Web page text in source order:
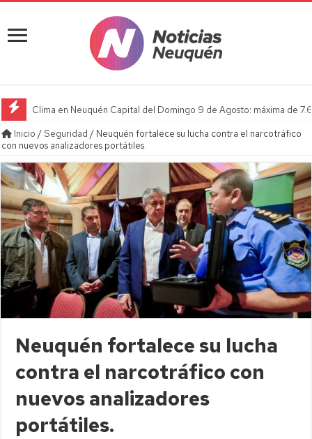
Clima en Neuquén Capital del Domingo 9 de Agosto: máxima de
Inicio / Seguridad / Neuquén fortalece su lucha contra el narcotráfico
con nuevos analizadores portátiles.
Neuquén fortalece su lucha
contra el narcotráfico con
nuevos analizadores
portátiles.